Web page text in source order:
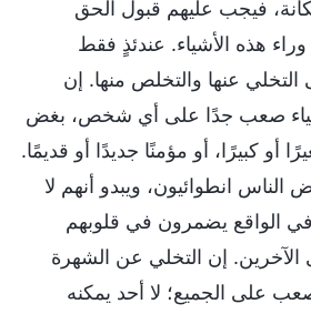
فيجب عليهم قبول الحق
هذه الأشياء. عندئذٍ فقط
عنها والتخلص منها. إن
صعب جدًا على أي شخص، بغض
أو كبيرًا، أو مؤمنًا جديدًا أو قديمًا.
انطوائيون، ويبدو أنهم لا
في الواقع يضمرون في قلوبهم
الآخرين. إن التخلي عن الشهرة
على الجميع؛ لا أحد يمكنه